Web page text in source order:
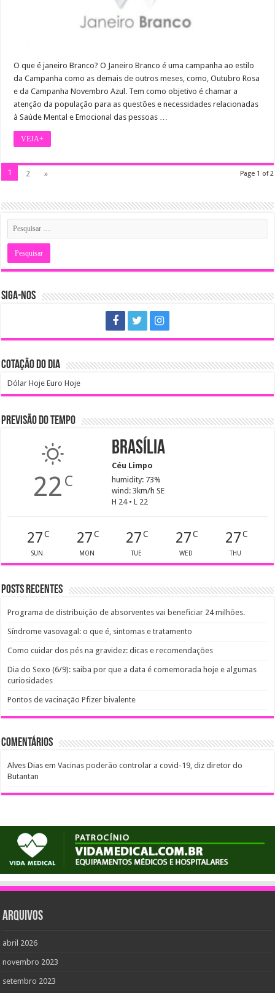
O que é janeiro Branco? O Janeiro Branco é uma campanha ao estilo
da Campanha como as demais de outros meses, como, Outubro Rosa
e da Campanha Novembro Azul. Tem como objetivo é chamar a
atenção da população para as questões e necessidades relacionadas
à Saúde Mental e Emocional das pessoas …
VEJA+
Page 1 of 2
1 2 »
SIGA-NOS
COTAÇÃO DO DIA
Dólar Hoje Euro Hoje
PREVISÃO DO TEMPO
22 C
Brasília
Céu Limpo
humidity: 73%
wind: 3km/h SE
H 24 • L 22
27C
SUN
27C
MON
27 C
TUE
27C
WED
27C
THU
Posts recentes
Programa de distribuição de absorventes vai beneficiar 24 milhões.
Síndrome vasovagal: o que é, sintomas e tratamento
Como cuidar dos pés na gravidez: dicas e recomendações
Dia do Sexo (6/9): saiba por que a data é comemorada hoje e algumas
curiosidades
Pontos de vacinação Pfizer bivalente
Comentários
Alves Dias emVacinas poderão controlar a covid-19, diz diretor do
Butantan
Arquivos
abril 2026
novembro 2023
setembro 2023